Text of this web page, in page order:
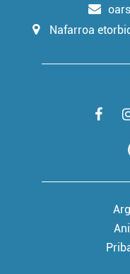
Nafarroa